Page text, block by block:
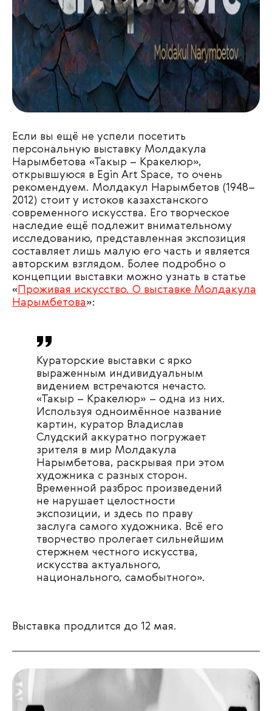
Если вы ещё не успели посетить
персональную выставку Молдакула
Нарымбетова «Такыр – Кракелюр»,
открывшуюся в Egin Art Space, то очень
рекомендуем. Молдакул Нарымбетов (1948–
2012) стоит у истоков казахстанского
современного искусства. Его творческое
наследие ещё подлежит внимательному
исследованию, представленная экспозиция
составляет лишь малую его часть и является
авторским взглядом. Более подробно о
концепции выставки можно узнать в статье
« Проживая искусство. О выставке Молдакула
Нарымбетова»:
Кураторские выставки с ярко
выраженным индивидуальным
видением встречаются нечасто.
«Такыр – Кракелюр» – одна из них.
Используя одноимённое название
картин, куратор Владислав
Слудский аккуратно погружает
зрителя в мир Молдакула
Нарымбетова, раскрывая при этом
художника с разных сторон.
Временной разброс произведений
не нарушает целостности
экспозиции, и здесь по праву
заслуга самого художника. Всё его
творчество пролегает сильнейшим
стержнем честного искусства,
искусства актуального,
национального, самобытного».
Выставка продлится до 12 мая.